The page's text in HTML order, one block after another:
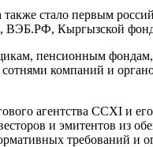
также стало первым
ВЭБ.РФ, Кыргызской
пенсионным
компаний и
агентства CCXI и
и эмитентов из
требований и